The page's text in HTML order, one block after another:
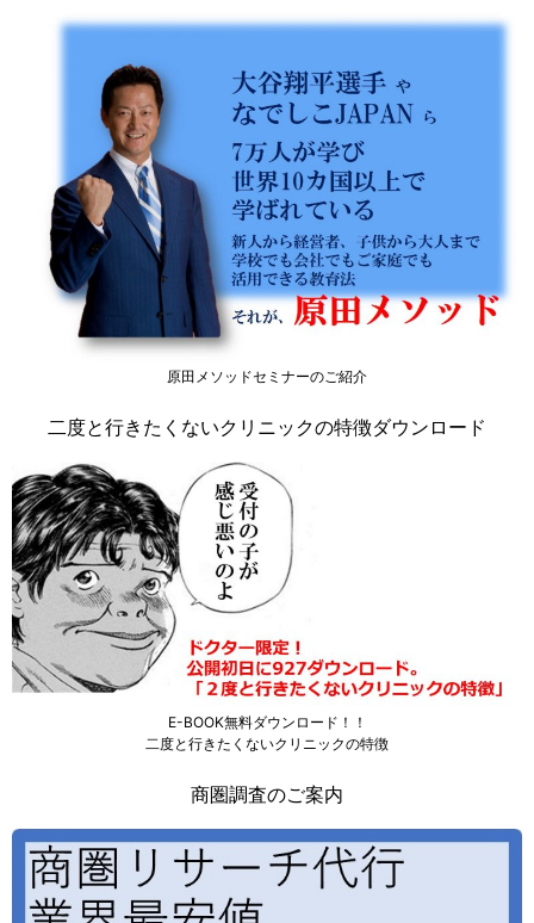
原田メソッドセミナーのご紹介
二度と行きたくないクリニックの特徴ダウンロード
E-BOOK無料ダウンロード！！
二度と行きたくないクリニックの特徴
商圏調査のご案内